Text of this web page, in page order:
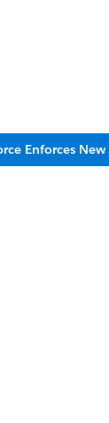
Enforces